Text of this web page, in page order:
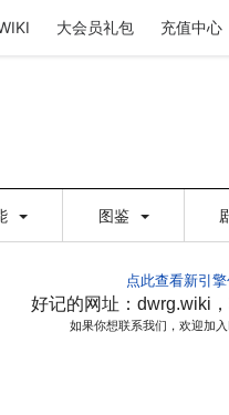
大会员礼包 充值中心
图鉴
点此查看新引
好记的网址：dwrg.wiki
如果你想联系我们，欢迎加